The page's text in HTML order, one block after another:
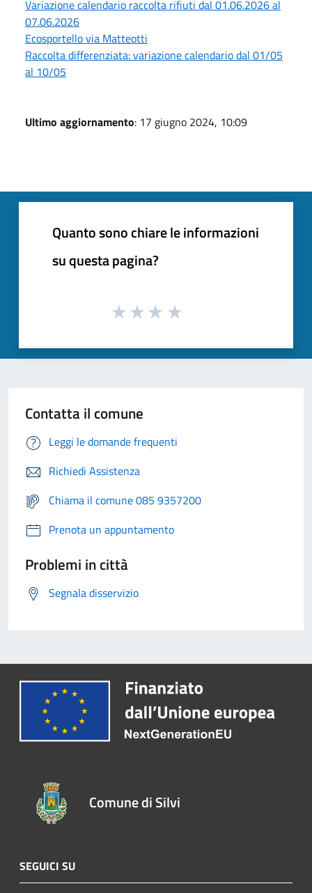
Variazione calendario raccolta rifiuti dal 01.06.2026 al
07.06.2026
Ecosportello via Matteotti
Raccolta differenziata: variazione calendario dal 01/05
al 10/05
Ultimo aggiornamento: 17 giugno 2024, 10:09
Quanto sono chiare le informazioni
su questa pagina?
Contatta il comune
Leggi le domande frequenti
Richiedi Assistenza
Chiama il comune 085 9357200
Prenota un appuntamento
Problemi in città
Segnala disservizio
Comune di Silvi
SEGUICI SU